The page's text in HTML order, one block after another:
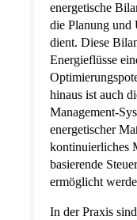
energetische
die Planung und
dient. Diese
Energieflüsse
hinaus ist auch
Management-
energetischer
kontinuierliches
basierende
ermöglicht
In der Praxis